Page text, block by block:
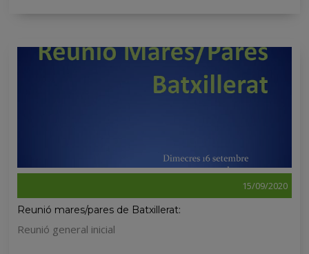
15/09/2020
Reunió mares/pares de Batxillerat:
Reunió general inicial